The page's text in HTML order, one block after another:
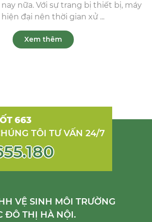
nữa. Với sự trang bị thiết bị, máy
đại nên thời gian xử ...
Xem thêm
663
TÔI TƯ VẤN 24/7
VỆ SINH MÔI TRƯỜNG
ĐÔ THỊ HÀ NỘI.